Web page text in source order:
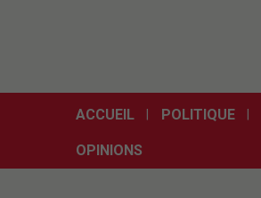
ACCUEIL POLITIQUE
OPINIONS